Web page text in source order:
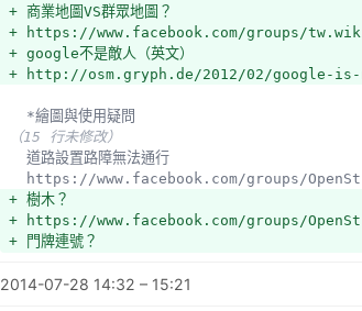
+ 商業地圖VS群眾地圖？
+ https://www.facebook.com/groups/
+ google不是敵人（英文）
+ http://osm.gryph.de/2012/02/google-is-
  *繪圖與使用疑問
（15 行未修改）
  道路設置路障無法通行
https://www.facebook.com/groups/
+ 樹木？
+ https://www.facebook.com/groups/
+ 門牌連號？
2014-07-28 14:32 – 15:21